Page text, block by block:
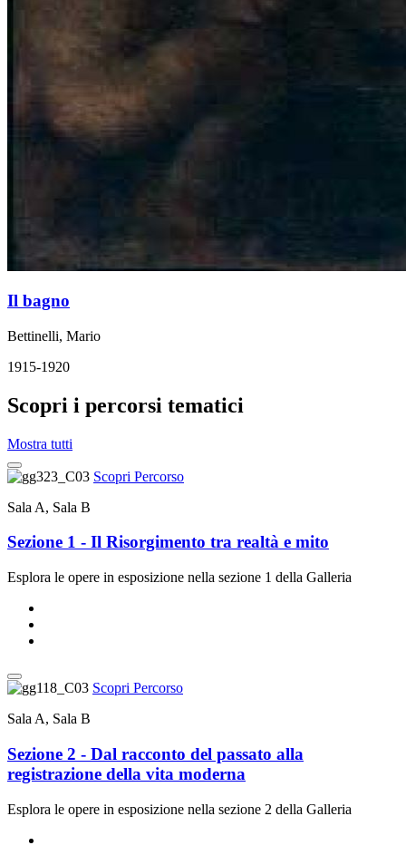
Il bagno
Bettinelli, Mario
1915-1920
Scopri i percorsi tematici
Mostra tutti
Scopri Percorso
Sala A, Sala B
Sezione 1 - Il Risorgimento tra realtà e mito
Esplora le opere in esposizione nella sezione 1 della Galleria
Scopri Percorso
Sala A, Sala B
Sezione 2 - Dal racconto del passato alla
registrazione della vita moderna
Esplora le opere in esposizione nella sezione 2 della Galleria